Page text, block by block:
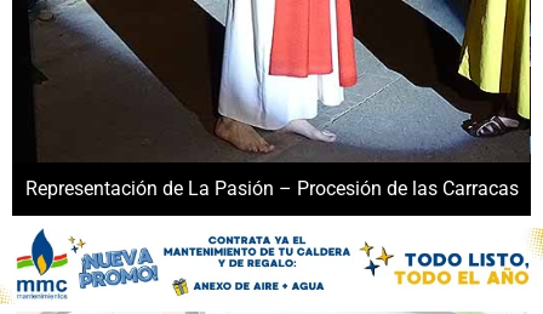
Representación de La Pasión – Procesión de las Carracas